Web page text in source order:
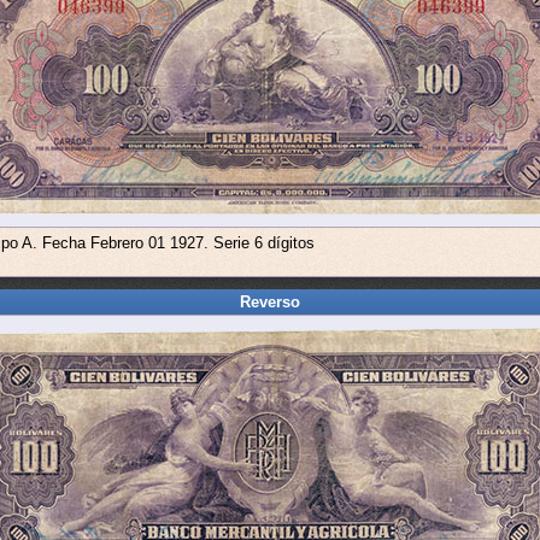
A. Fecha Febrero 01 1927. Serie 6 dígitos
Reverso